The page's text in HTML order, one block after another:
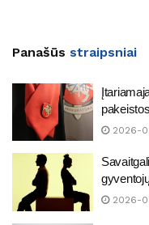
Panašūs straipsniai
2026-
2026-